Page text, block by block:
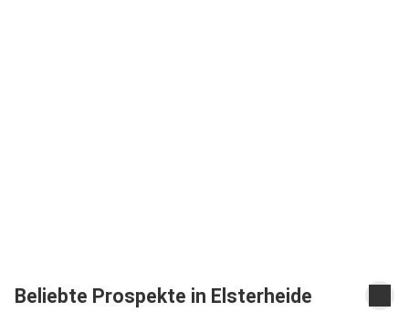
Beliebte Prospekte in Elsterheide